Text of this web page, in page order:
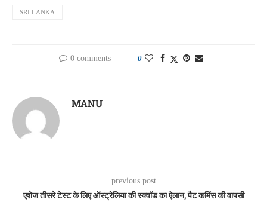
SRI LANKA
0 comments 0
MANU
previous post
एशेज तीसरे टेस्ट के लिए ऑस्ट्रेलिया की स्क्वॉड का ऐलान, पैट कमिंस की वापसी